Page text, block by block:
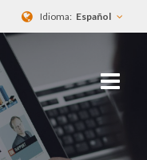
Idioma: Español